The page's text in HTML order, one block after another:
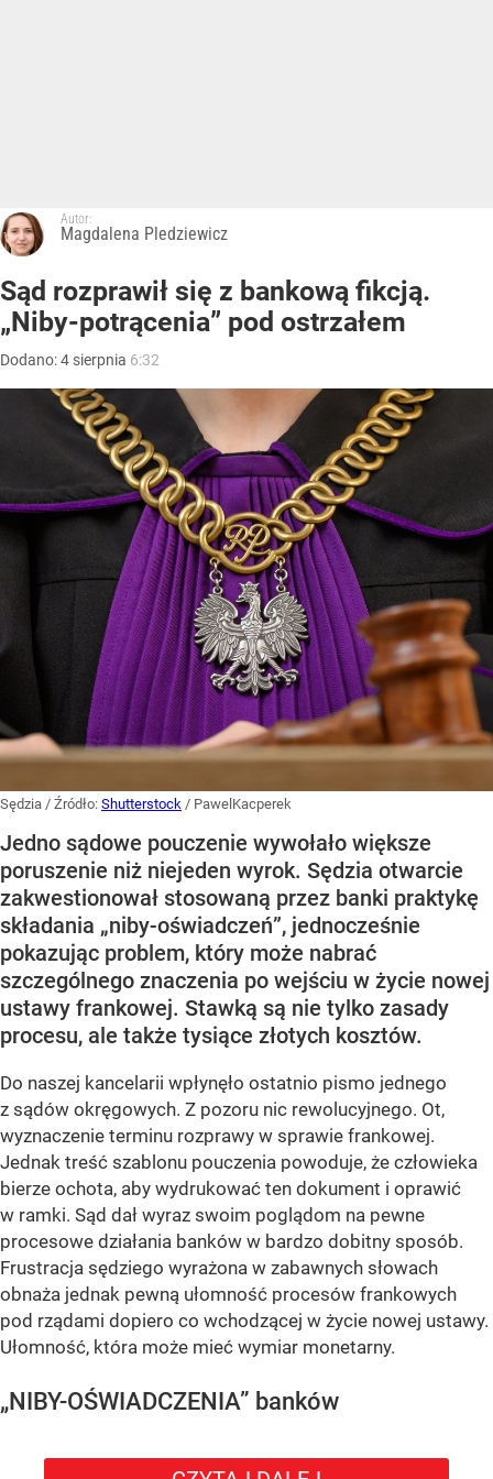
Autor:
Magdalena Pledziewicz
Sąd rozprawił się z bankową fikcją.
„Niby-potrącenia” pod ostrzałem
Dodano:4 sierpnia 6:32
Sędzia / Źródło: Shutterstock / PawelKacperek
Jedno sądowe pouczenie wywołało większe
poruszenie niż niejeden wyrok. Sędzia otwarcie
zakwestionował stosowaną przez banki praktykę
składania „niby-oświadczeń”, jednocześnie
pokazując problem, który może nabrać
szczególnego znaczenia po wejściu w życie nowej
ustawy frankowej. Stawką są nie tylko zasady
procesu, ale także tysiące złotych kosztów.
Do naszej kancelarii wpłynęło ostatnio pismo jednego
z sądów okręgowych. Z pozoru nic rewolucyjnego. Ot,
wyznaczenie terminu rozprawy w sprawie frankowej.
Jednak treść szablonu pouczenia powoduje, że człowieka
bierze ochota, aby wydrukować ten dokument i oprawić
w ramki. Sąd dał wyraz swoim poglądom na pewne
procesowe działania banków w bardzo dobitny sposób.
Frustracja sędziego wyrażona w zabawnych słowach
obnaża jednak pewną ułomność procesów frankowych
pod rządami dopiero co wchodzącej w życie nowej ustawy.
Ułomność, która może mieć wymiar monetarny.
„NIBY-OŚWIADCZENIA” banków